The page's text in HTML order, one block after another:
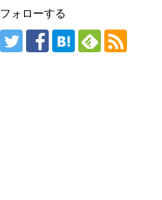
フォローする